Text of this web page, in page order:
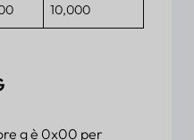
10,000
g è 0x00 per